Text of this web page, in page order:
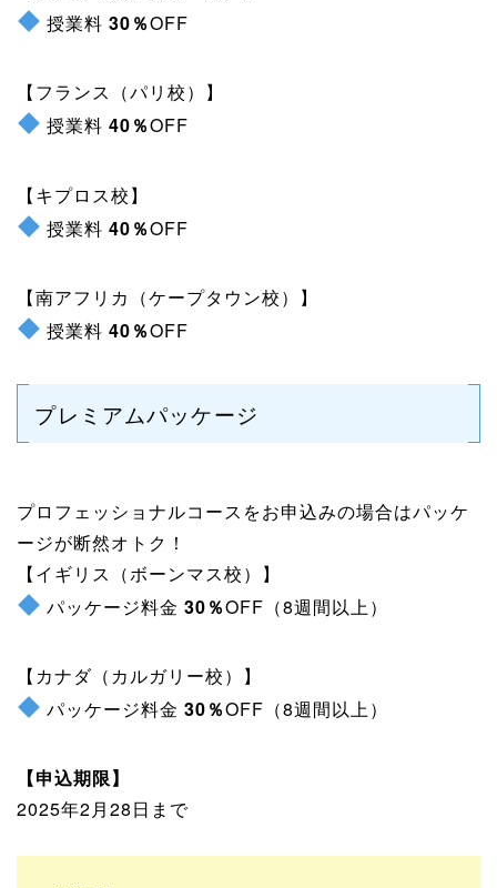
授業料 30％OFF
【フランス（パリ校）】
授業料 40％OFF
【キプロス校】
授業料 40％OFF
【南アフリカ（ケープタウン校）】
授業料 40％OFF
プレミアムパッケージ
プロフェッショナルコースをお申込みの場合はパッケ
ージが断然オトク！
【イギリス（ボーンマス校）】
パッケージ料金 30％OFF（8週間以上）
【カナダ（カルガリー校）】
パッケージ料金 30％OFF（8週間以上）
【申込期限】
2025年2月28日まで